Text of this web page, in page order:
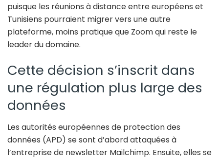
puisque les réunions à distance entre européens et
Tunisiens pourraient migrer vers une autre
plateforme, moins pratique que Zoom qui reste le
leader du domaine.
Cette décision s’inscrit dans
une régulation plus large des
données
Les autorités européennes de protection des
données (APD) se sont d’abord attaquées à
l’entreprise de newsletter Mailchimp. Ensuite, elles se